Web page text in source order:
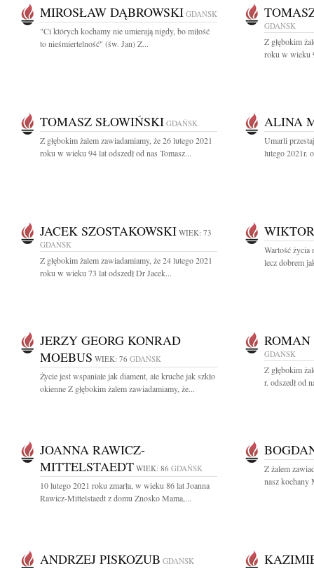
MIROSŁAW DĄBROWSKI GDAŃSK
"Ci których kochamy nie umierają nigdy, bo miłość
to nieśmiertelność" (św. Jan) Z...
GDAŃSK
Z głębokim
roku w wieku
TOMASZ SŁOWIŃSKI GDAŃSK
Z głębokim żalem zawiadamiamy, że 26 lutego 2021
roku w wieku 94 lat odszedł od nas Tomasz...
ALINA
Umarli
lutego 2021r.
JACEK SZOSTAKOWSKI WIEK: 73
GDAŃSK
Z głębokim żalem zawiadamiamy, że 24 lutego 2021
roku w wieku 73 lat odszedł Dr Jacek...
Wartość życia
lecz dobrem
JERZY GEORG KONRAD
MOEBUS WIEK: 76 GDAŃSK
Życie jest wspaniałe jak diament, ale kruche jak szkło
okienne Z głębokim żalem zawiadamiamy, że...
GDAŃSK
Z głębokim
r. odszedł od
JOANNA RAWICZ-
MITTELSTAEDT WIEK: 86 GDAŃSK
10 lutego 2021 roku zmarła, w wieku 86 lat Joanna
Rawicz-Mittelstaedt z domu Znosko Mama,...
Z żalem
nasz kochany
ANDRZEJ PISKOZUB GDAŃSK